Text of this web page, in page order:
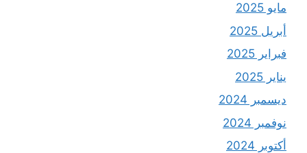
مايو 2025
أبريل 2025
فبراير 2025
يناير 2025
ديسمبر 2024
نوفمبر 2024
أكتوبر 2024